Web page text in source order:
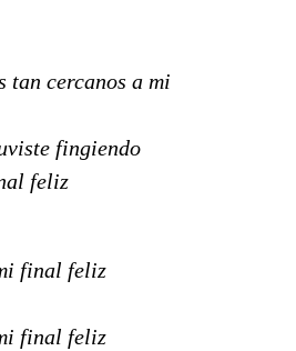
tan cercanos a mi
fingiendo
feliz
final feliz
final feliz